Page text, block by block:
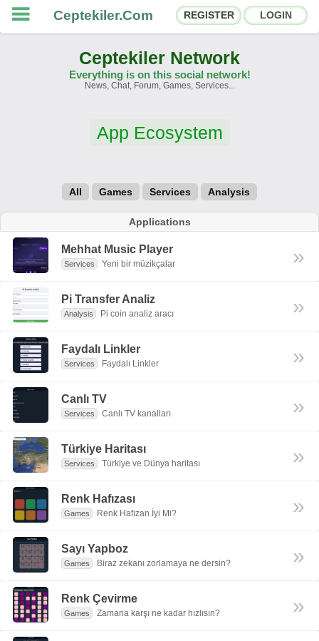
Ceptekiler.Com REGISTER LOGIN
App Ecosystem
About Us
Ceptekiler.Com - v2025.01
Licence
Ceptekiler Network
Everything is on this social network!
News, Chat, Forum, Games, Services...
App Ecosystem
All Games Services Analysis
Applications
Mehhat Music Player
Services Yeni bir müzikçalar »
Pi Transfer Analiz
Analysis Pi coin analiz aracı »
Faydalı Linkler
Services Faydalı Linkler »
Canlı TV
Services Canlı TV kanalları »
Türkiye Haritası
Services Türkiye ve Dünya haritası »
Renk Hafızası
Games Renk Hafızan İyi Mi? »
Sayı Yapboz
Games Biraz zekanı zorlamaya ne dersin? »
Renk Çevirme
Games Zamana karşı ne kadar hızlısın? »